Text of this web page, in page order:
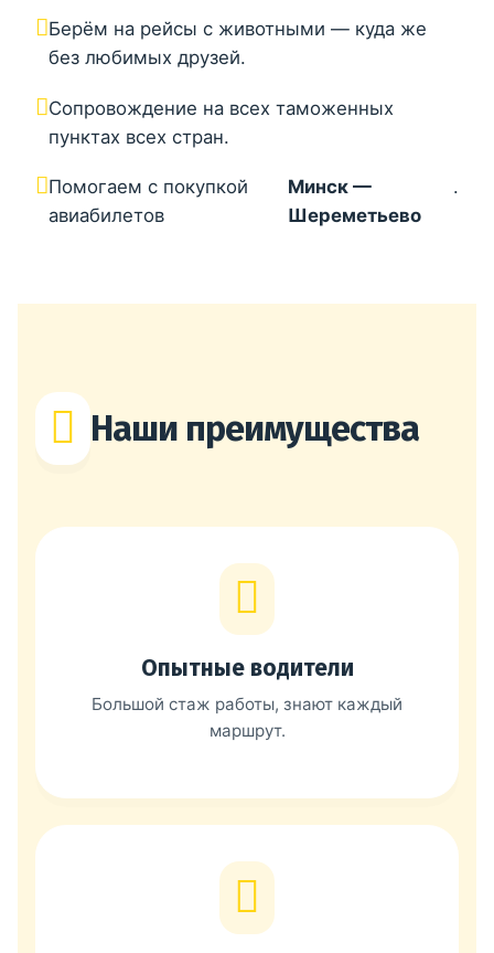
Берём на рейсы с животными — куда же
без любимых друзей.
Сопровождение на всех таможенных
пунктах всех стран.
Помогаем с покупкой
авиабилетов
Минск —
Шереметьево
.
Наши преимущества
Опытные водители
Большой стаж работы, знают каждый
маршрут.